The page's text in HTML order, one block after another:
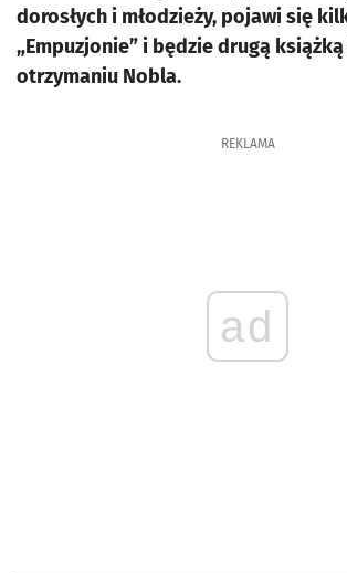
dorosłych i młodzieży, pojawi się
„Empuzjonie” i będzie drugą
otrzymaniu Nobla.
REKLAMA
ad